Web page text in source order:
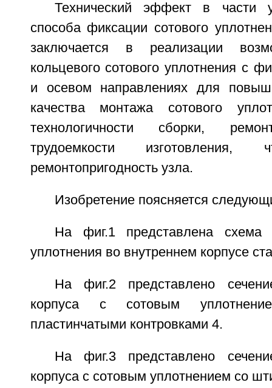
Технический эффект в части
способа фиксации сотового
заключается в реализации
кольцевого сотового уплотнения с
и осевом направлениях для
качества монтажа сотового
технологичности сборки,
трудоемкости изготовления,
ремонтопригодность узла.
Изобретение поясняется
На фиг.1 представлена схема
уплотнения во внутреннем корпусе
На фиг.2 представлено
корпуса с сотовым
пластинчатыми контровками 4.
На фиг.3 представлено
корпуса с сотовым уплотнением со